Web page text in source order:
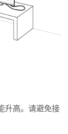
升高。请避免接